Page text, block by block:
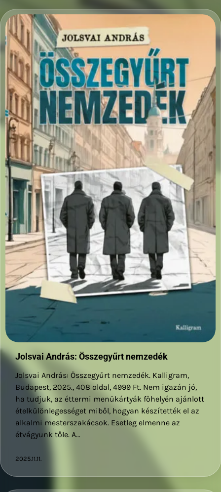
Jolsvai András: Összegyűrt nemzedék
Jolsvai András: Összegyűrt nemzedék. Kalligram,
Budapest, 2025., 408 oldal, 4999 Ft. Nem igazán jó,
ha tudjuk, az éttermi menükártyák főhelyén ajánlott
ételkülönlegességet miből, hogyan készítették el az
alkalmi mesterszakácsok. Esetleg elmenne az
étvágyunk tőle. A…
2025.11.11.